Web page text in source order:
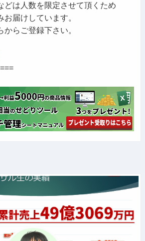
どは人数を限定させて頂くため
届けしています。
らご登録下さい。